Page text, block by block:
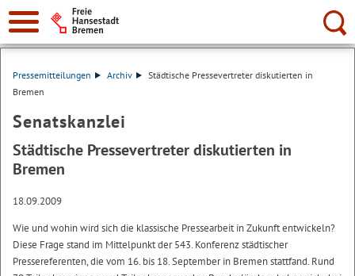
Suche:
Pressemitteilungen Archiv
Städtische Pressevertreter diskutierten in
Bremen
Senatskanzlei
Städtische Pressevertreter diskutierten in
Bremen
18.09.2009
Wie und wohin wird sich die klassische Pressearbeit in Zukunft entwickeln?
Diese Frage stand im Mittelpunkt der 543. Konferenz städtischer
Pressereferenten, die vom 16. bis 18. September in Bremen stattfand. Rund